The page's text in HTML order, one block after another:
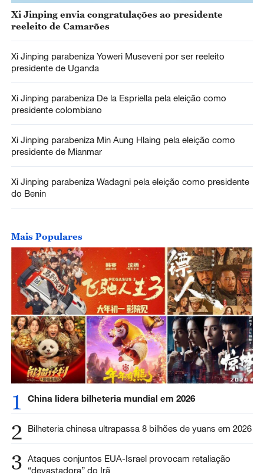
Xi Jinping envia congratulações ao presidente
reeleito de Camarões
Xi Jinping parabeniza Yoweri Museveni por ser reeleito
presidente de Uganda
Xi Jinping parabeniza De la Espriella pela eleição como
presidente colombiano
Xi Jinping parabeniza Min Aung Hlaing pela eleição como
presidente de Mianmar
Xi Jinping parabeniza Wadagni pela eleição como presidente
do Benin
Mais Populares
1 China lidera bilheteria mundial em 2026
2 Bilheteria chinesa ultrapassa 8 bilhões de yuans em 2026
3 Ataques conjuntos EUA-Israel provocam retaliação
“devastadora” do Irã